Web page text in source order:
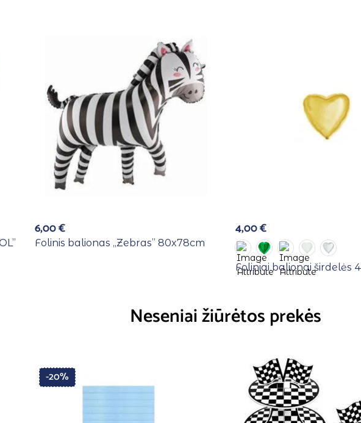
6,00€
Folinis balionas ,,Zebras” 80x78cm
4,00€
Foliniai balionai širdelės
Neseniai žiūrėtos prekės
-20%